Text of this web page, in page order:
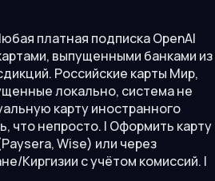
платная подписка OpenAI
выпущенными банками из
Российские карты Мир,
локально, система не
карту иностранного
что непросто. | Оформить карту
Wise) или через
Киргизии с учётом комиссий. |